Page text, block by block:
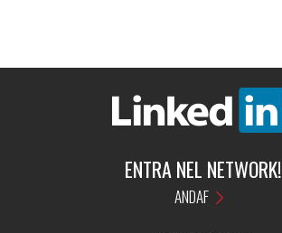
ENTRA NEL NETWORK!
ANDAF